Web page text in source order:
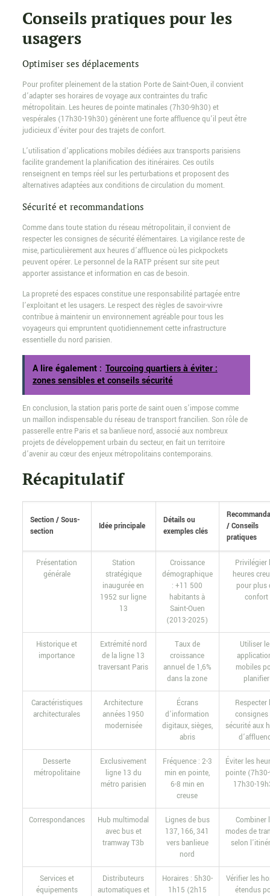
Conseils pratiques pour les
usagers
Optimiser ses déplacements
Pour profiter pleinement de la station Porte de Saint-Ouen, il convient
d’adapter ses horaires de voyage aux contraintes du trafic
métropolitain. Les heures de pointe matinales (7h30-9h30) et
vespérales (17h30-19h30) génèrent une forte affluence qu’il peut être
judicieux d’éviter pour des trajets de confort.
L’utilisation d’applications mobiles dédiées aux transports parisiens
facilite grandement la planification des itinéraires. Ces outils
renseignent en temps réel sur les perturbations et proposent des
alternatives adaptées aux conditions de circulation du moment.
Sécurité et recommandations
Comme dans toute station du réseau métropolitain, il convient de
respecter les consignes de sécurité élémentaires. La vigilance reste de
mise, particulièrement aux heures d’affluence où les pickpockets
peuvent opérer. Le personnel de la RATP présent sur site peut
apporter assistance et information en cas de besoin.
La propreté des espaces constitue une responsabilité partagée entre
l’exploitant et les usagers. Le respect des règles de savoir-vivre
contribue à maintenir un environnement agréable pour tous les
voyageurs qui empruntent quotidiennement cette infrastructure
essentielle du nord parisien.
A lire également : Tourcoing quartiers à éviter :
zones sensibles et conseils sécurité
En conclusion, la station paris porte de saint ouen s’impose comme
un maillon indispensable du réseau de transport francilien. Son rôle de
passerelle entre Paris et sa banlieue nord, associé aux nombreux
projets de développement urbain du secteur, en fait un territoire
d’avenir au cœur des enjeux métropolitains contemporains.
Récapitulatif
Section / Sous-
section
Idée principale
Détails ou
exemples clés
/ Conseils
pratiques
Présentation
générale
Station
stratégique
inaugurée en
1952 sur ligne
13
Croissance
démographique
: +11 500
habitants à
Saint-Ouen
(2013-2025)
Privilégier
heures
pour plus
confort
Historique et
importance
Extrémité nord
de la ligne 13
traversant Paris
Taux de
croissance
annuel de 1,6%
dans la zone
Utiliser
mobiles
planifier
Caractéristiques
architecturales
Architecture
années 1950
modernisée
Écrans
d’information
digitaux, sièges,
abris
Respecter
consignes
sécurité aux
Desserte
métropolitaine
Exclusivement
ligne 13 du
métro parisien
Fréquence : 2-3
min en pointe,
6-8 min en
creuse
Éviter les
pointe
17h30-
Correspondances
Hub multimodal
avec bus et
tramway T3b
Lignes de bus
137, 166, 341
vers banlieue
nord
Combiner
modes de
selon
Services et
équipements
Distributeurs
automatiques et
Horaires : 5h30-
1h15 (2h15
Vérifier les
étendus